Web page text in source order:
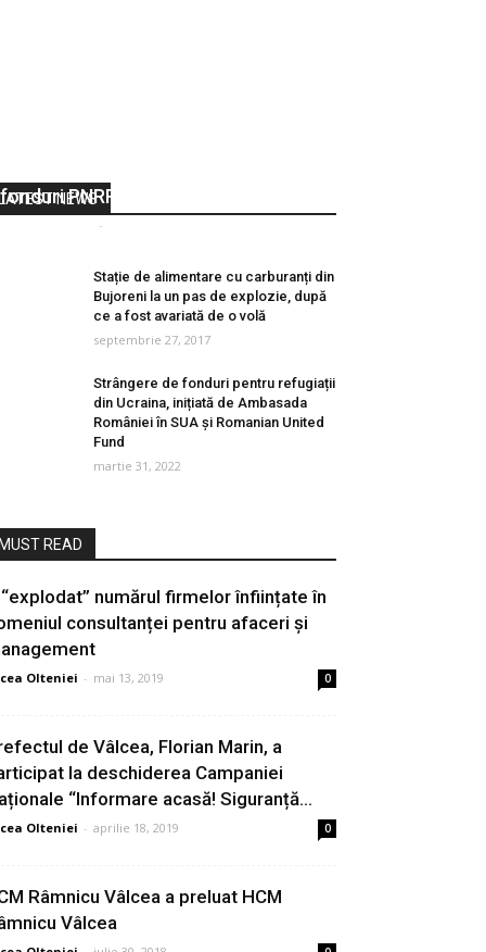
LATEST NEWS
fonduri PNRR
-
Stație de alimentare cu carburanți din
Bujoreni la un pas de explozie, după
ce a fost avariată de o volă
septembrie 27, 2017
Strângere de fonduri pentru refugiații
din Ucraina, inițiată de Ambasada
României în SUA și Romanian United
Fund
martie 31, 2022
MUST READ
numărul firmelor înființate în
consultanței pentru afaceri și
Olteniei - mai 13, 2019 0
de Vâlcea, Florian Marin, a
la deschiderea Campaniei
“Informare acasă! Siguranță...
Olteniei - aprilie 18, 2019 0
Râmnicu Vâlcea a preluat HCM
Vâlcea